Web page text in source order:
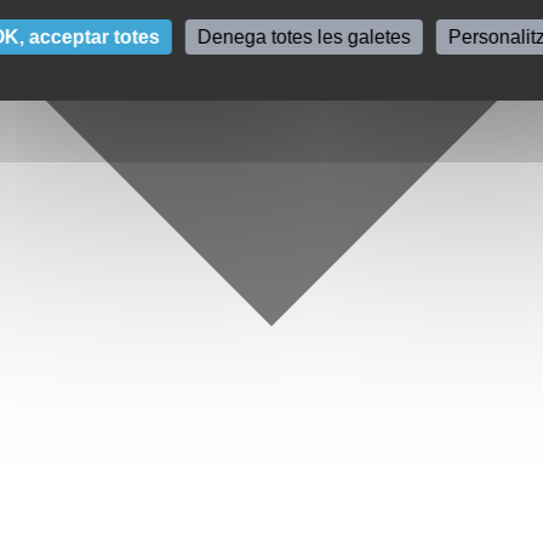
acceptar totes Denega totes les galetes